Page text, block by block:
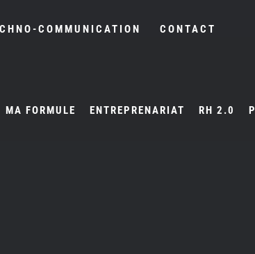
COMMUNICATION CONTACT
MA FORMULE ENTREPRENARIAT RH 2.0